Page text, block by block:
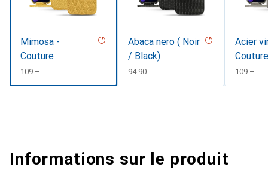
Mimosa -
Couture
CHF
109.–
Abaca nero ( Noir
/ Black)
CHF
94.90
Acier
CHF
109.–
Informations sur le produit